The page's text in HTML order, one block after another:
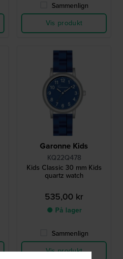
Sammenlign
Vis produkt
Garonne Kids
KQ22Q478
Kids Classic 30 mm Kids
quartz watch
535,00 kr
● På lager
Sammenlign
Vis produkt